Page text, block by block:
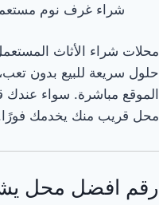
شراء غرف نوم
محلات شراء الأثاث
حلول سريعة للبيع بدون
الموقع مباشرة. سواء عندك
محل قريب منك يخدمك
رقم افضل محل